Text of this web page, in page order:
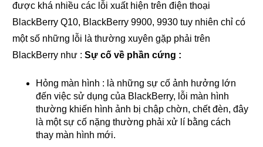
được khá nhiều các lỗi xuất hiện trên điện thoại
BlackBerry Q10, BlackBerry 9900, 9930 tuy nhiên chỉ có
một số những lỗi là thường xuyên gặp phải trên
BlackBerry như :Sự cố về phần cứng :
Hỏng màn hình : là những sự cố ảnh hưởng lớn
đến việc sử dụng của BlackBerry, lỗi màn hình
thường khiến hình ảnh bị chập chờn, chết đèn, đây
là một sự cố nặng thường phải xử lí bằng cách
thay màn hình mới.